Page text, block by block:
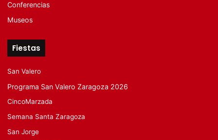
Conferencias
Museos
Fiestas
San Valero
Programa San Valero Zaragoza 2026
CincoMarzada
Semana Santa Zaragoza
San Jorge